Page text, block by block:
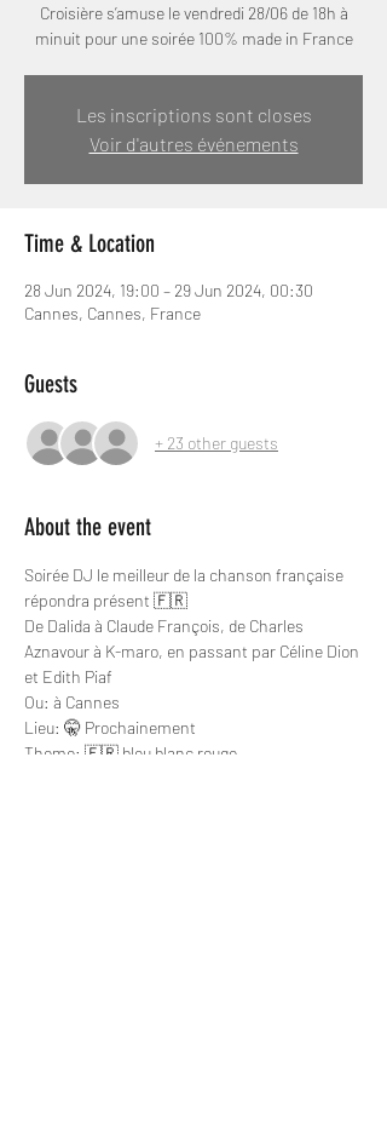
Croisière s’amuse le vendredi 28/06 de 18h à
minuit pour une soirée 100% made in France
Les inscriptions sont closes
Voir d'autres événements
Time & Location
28 Jun 2024, 19:00 – 29 Jun 2024, 00:30
Cannes, Cannes, France
Guests
+ 23 other guests
About the event
Soirée DJ le meilleur de la chanson française
répondra présent 🇫🇷
De Dalida à Claude François, de Charles
Aznavour à K-maro, en passant par Céline Dion
et Edith Piaf
Ou: à Cannes
Lieu: 🤫 Prochainement
Theme: 🇫🇷 bleu blanc rouge